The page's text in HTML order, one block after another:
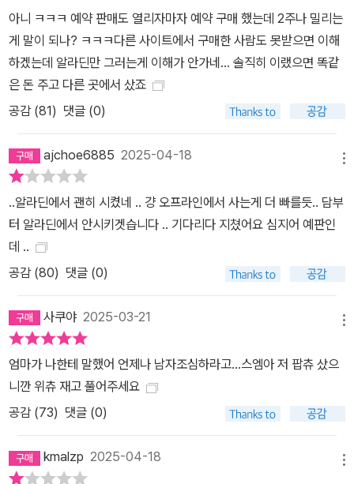
아니 ㅋㅋㅋ 예약 판매도 열리자마자 예약 구매 했는데 2주나 밀리는
게 말이 되나? ㅋㅋㅋ다른 사이트에서 구매한 사람도 못받으면 이해
하겠는데 알라딘만 그러는게 이해가 안가네… 솔직히 이랬으면 똑같
은 돈 주고 다른 곳에서 샀죠
공감 (81) 댓글 (0)
ajchoe6885 2025-04-18
..알라딘에서 괜히 시켰네 .. 걍 오프라인에서 사는게 더 빠를듯.. 담부
터 알라딘에서 안시키겟습니다 .. 기다리다 지쳤어요 심지어 예판인
데 ..
공감 (80) 댓글 (0)
사쿠야2025-03-21
엄마가 나한테 말했어 언제나 남자조심하라고…스엠아 저 팝츄 샀으
니깐 위츄 재고 풀어주세요
공감 (73) 댓글 (0)
kmalzp 2025-04-18